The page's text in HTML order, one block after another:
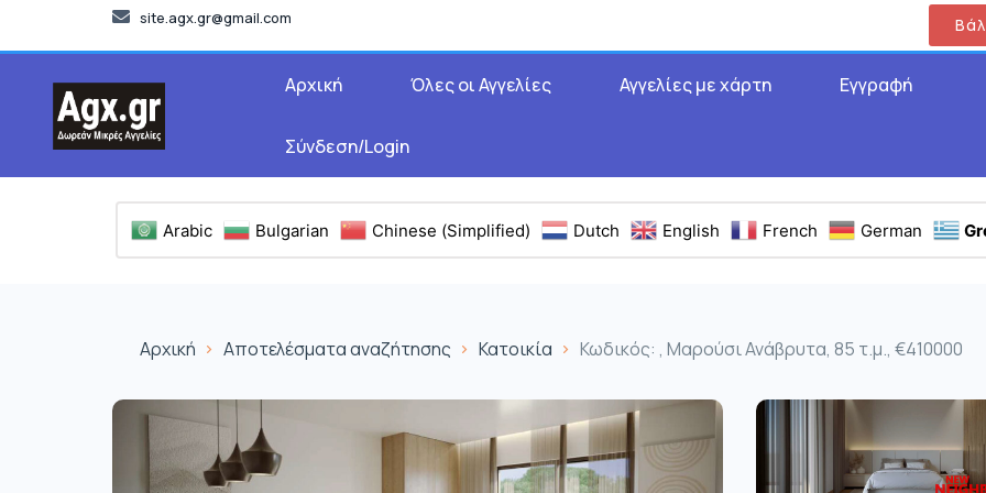
site.agx.gr@gmail.com
Αρχική Όλες οι Αγγελίες Αγγελίες με χάρτη Εγγραφή
Σύνδεση/Login
Arabic Bulgarian Chinese (Simplified) Dutch English French German
Αρχική Αποτελέσματα αναζήτησης Κατοικία Κωδικός: , Μαρούσι Ανάβρυτα, 85 τ.μ., €410000